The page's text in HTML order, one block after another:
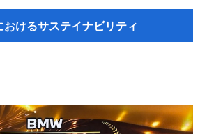
おけるサステイナビリティ